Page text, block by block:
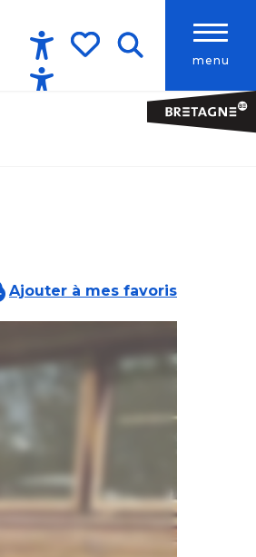
menu
Accessibilité
aux favoris
Ajouter à mes favoris